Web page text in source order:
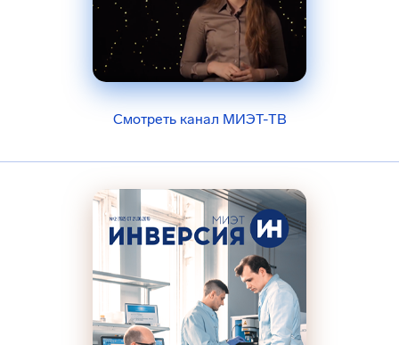
Смотреть канал МИЭТ-ТВ